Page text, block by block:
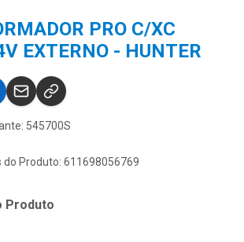
PRO C/XC
EXTERNO - HUNTER
545700S
do Produto: 611698056769
Produto